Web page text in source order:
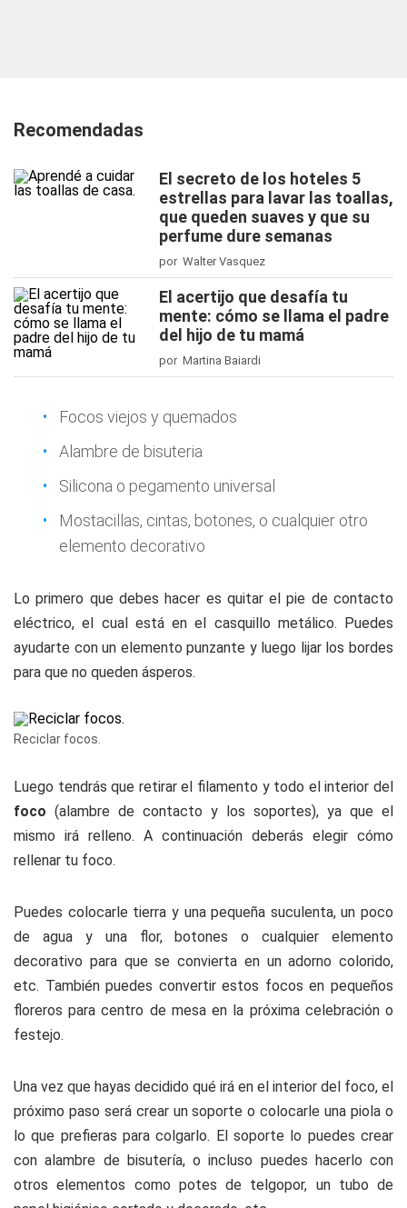
Recomendadas
El secreto de los hoteles 5
estrellas para lavar las toallas,
que queden suaves y que su
perfume dure semanas
por Walter Vasquez
El acertijo que desafía tu
mente: cómo se llama el padre
del hijo de tu mamá
por Martina Baiardi
Focos viejos y quemados
Alambre de bisuteria
Silicona o pegamento universal
Mostacillas, cintas, botones, o cualquier otro
elemento decorativo
Lo primero que debes hacer es quitar el pie de contacto
eléctrico, el cual está en el casquillo metálico. Puedes
ayudarte con un elemento punzante y luego lijar los bordes
para que no queden ásperos.
Reciclar focos.
Luego tendrás que retirar el filamento y todo el interior del
foco (alambre de contacto y los soportes), ya que el
mismo irá relleno. A continuación deberás elegir cómo
rellenar tu foco.
Puedes colocarle tierra y una pequeña suculenta, un poco
de agua y una flor, botones o cualquier elemento
decorativo para que se convierta en un adorno colorido,
etc. También puedes convertir estos focos en pequeños
floreros para centro de mesa en la próxima celebración o
festejo.
Una vez que hayas decidido qué irá en el interior del foco, el
próximo paso será crear un soporte o colocarle una piola o
lo que prefieras para colgarlo. El soporte lo puedes crear
con alambre de bisutería, o incluso puedes hacerlo con
otros elementos como potes de telgopor, un tubo de